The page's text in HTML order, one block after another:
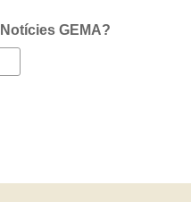
GEMA?